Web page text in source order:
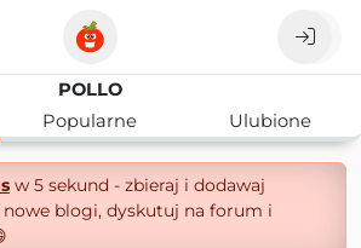
POLLO
Popularne Ulubione
w 5 sekund - zbieraj i dodawaj
nowe blogi, dyskutuj na forum i